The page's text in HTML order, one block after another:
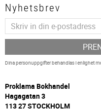
Nyhetsbrev
Dina personuppgifter behandlas i enlighet
Proklama Bokhandel
Hagagatan 3
113 27 STOCKHOLM